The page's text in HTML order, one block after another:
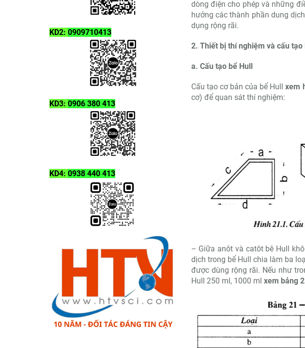
dòng điện cho phép và những
hưởng các thành phần dung
dụng rộng rãi.
2. Thiết bị thí nghiệm và cấu tạo
a. Cấu tạo bể Hull
Cấu tạo cơ bản của bể Hull xem
cơ) để quan sát thí nghiệm:
– Giữa anôt và catôt bê Hull
dịch trong bể Hull chia làm ba
được dùng rộng rãi. Nếu như
Hull 250 ml, 1000 ml xem bảng
KD2: 0909710413
KD3: 0906 380 413
KD4: 0938 440 413